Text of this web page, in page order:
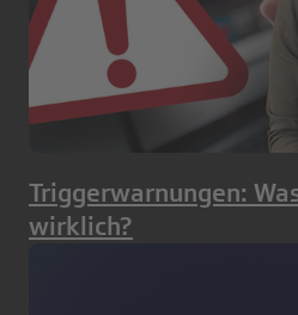
Triggerwarnungen:
wirklich?